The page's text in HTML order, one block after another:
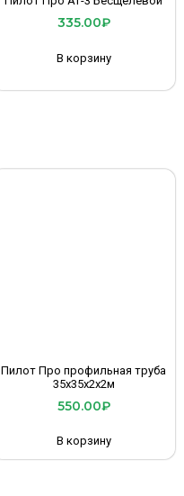
335.00₽
В корзину
Пилот Про профильная труба
35х35х2х2м
550.00₽
В корзину